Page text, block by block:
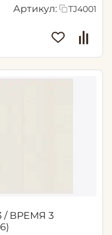
Артикул: TJ4001
/ ВРЕМЯ 3
винил флиз) (6)